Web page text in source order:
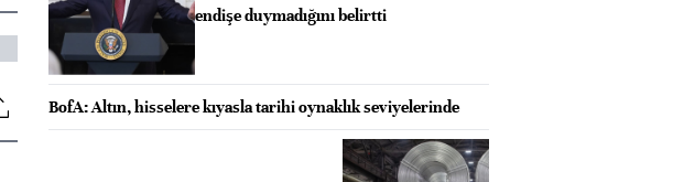
endişe duymadığını belirtti
BofA: Altın, hisselere kıyasla tarihi oynaklık seviyelerinde